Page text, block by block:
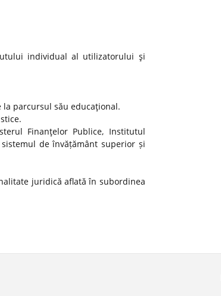
individual al utilizatorului şi
parcursul său educaţional.
Finanţelor Publice, Institutul
sistemul de învățământ superior și
juridică aflată în subordinea